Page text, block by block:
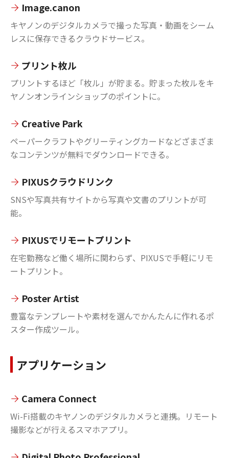
Image.canon
キヤノンのデジタルカメラで撮った写真・動画をシーム
レスに保存できるクラウドサービス。
プリント枚ル
プリントするほど「枚ル」が貯まる。貯まった枚ルをキ
ヤノンオンラインショップのポイントに。
Creative Park
ペーパークラフトやグリーティングカードなどざまざま
なコンテンツが無料でダウンロードできる。
PIXUSクラウドリンク
SNSや写真共有サイトから写真や文書のプリントが可
能。
PIXUSでリモートプリント
在宅勤務など働く場所に関わらず、PIXUSで手軽にリモ
ートプリント。
Poster Artist
豊富なテンプレートや素材を選んでかんたんに作れるポ
スター作成ツール。
アプリケーション
Camera Connect
Wi-Fi搭載のキヤノンのデジタルカメラと連携。リモート
撮影などが行えるスマホアプリ。